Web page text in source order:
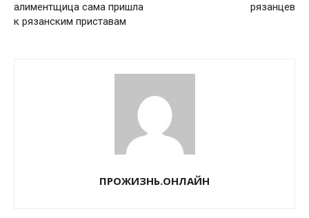
алиментщица сама пришла
к рязанским приставам
рязанцев
ПРОЖИЗНЬ.ОНЛАЙН